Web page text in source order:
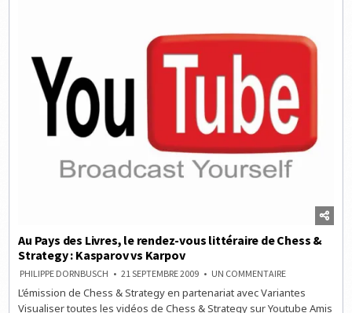
Au Pays des Livres, le rendez-vous littéraire de Chess &
Strategy : Kasparov vs Karpov
PHILIPPE DORNBUSCH 21 SEPTEMBRE 2009 UN COMMENTAIRESUR
PAYS
LIVRES,
L’émission de Chess & Strategy en partenariat avec Variantes
Visualiser toutes les vidéos de Chess & Strategy sur Youtube Amis